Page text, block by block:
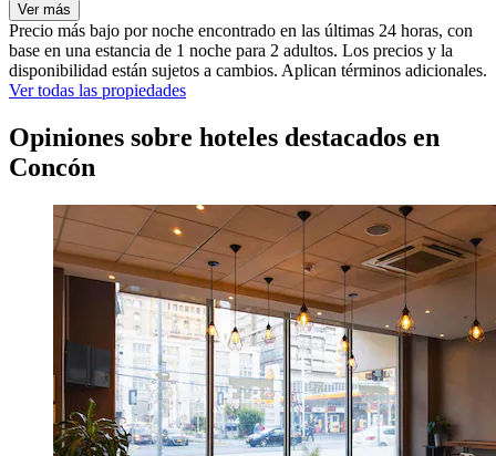
Ver más
Precio más bajo por noche encontrado en las últimas 24 horas, con
base en una estancia de 1 noche para 2 adultos. Los precios y la
disponibilidad están sujetos a cambios. Aplican términos adicionales.
Ver todas las propiedades
Opiniones sobre hoteles destacados en
Concón